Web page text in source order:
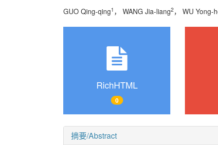
GUO Qing-qing1 ， WANG Jia-liang2， WU Yong-
RichHTML
0
摘要/Abstract